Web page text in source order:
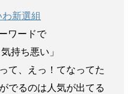
新選組
ワードで
持ち悪い」
て、えっ！てなってた
でるのは人気が出てる